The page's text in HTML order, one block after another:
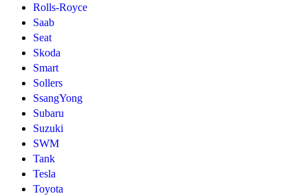
Rolls-Royce
Saab
Seat
Skoda
Smart
Sollers
SsangYong
Subaru
Suzuki
SWM
Tank
Tesla
Toyota